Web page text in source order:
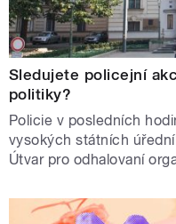
Sledujete policejní
politiky?
Policie v posledních
vysokých státních
Útvar pro odhalovaní